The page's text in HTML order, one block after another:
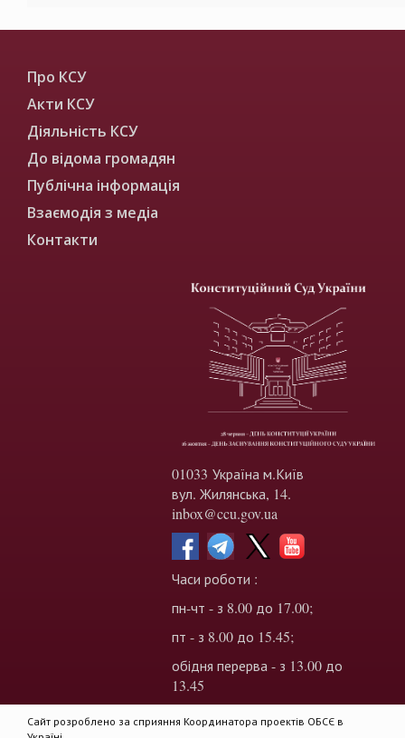
Про КСУ
Акти КСУ
Діяльність КСУ
До відома громадян
Публічна інформація
Взаємодія з медіа
Контакти
01033 Україна м.Київ
вул. Жилянська, 14.
inbox@ccu.gov.ua
Часи роботи :
пн-чт - з 8.00 до 17.00;
пт - з 8.00 до 15.45;
обідня перерва - з 13.00 до
13.45
Сайт розроблено за сприяння Координатора проектів ОБСЄ в